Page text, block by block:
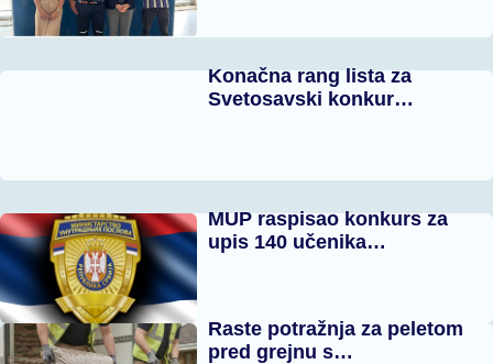
Konačna rang lista za
Svetosavski konkur…
MUP raspisao konkurs za
upis 140 učenika…
Raste potražnja za peletom
pred grejnu s…